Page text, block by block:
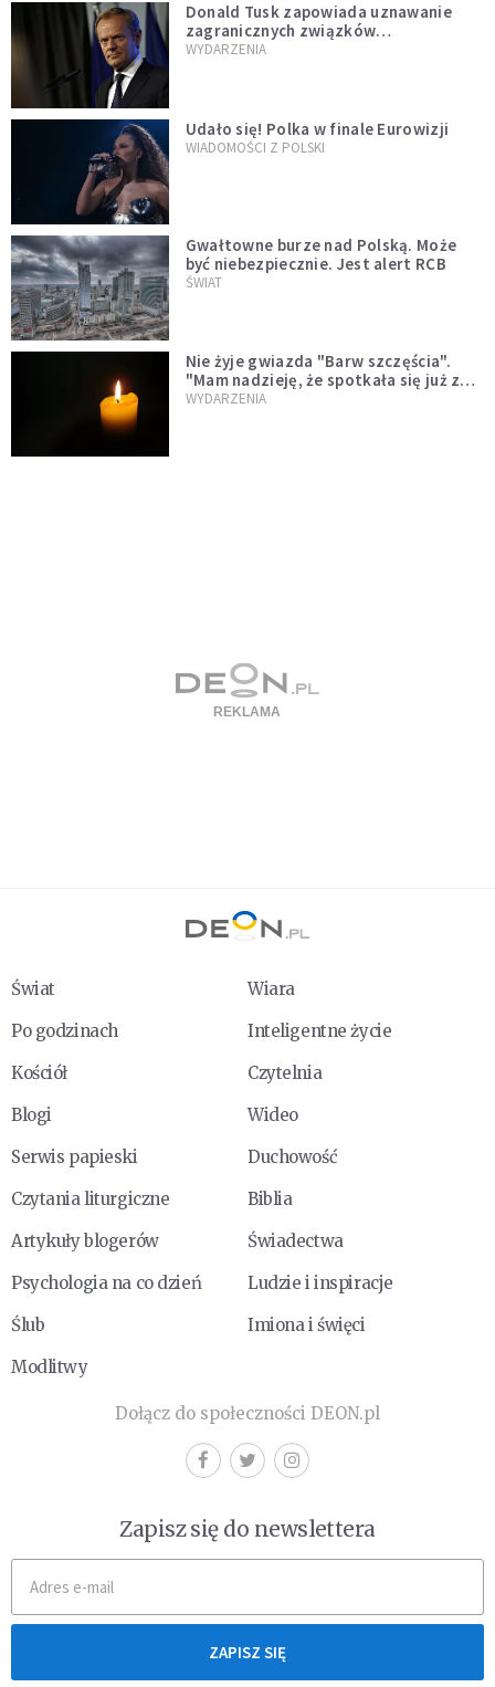
Donald Tusk zapowiada uznawanie
zagranicznych związków
jednopłciowych. "Państwo oblało ten
WYDARZENIA
Udało się! Polka w finale Eurowizji
WIADOMOŚCI Z POLSKI
Gwałtowne burze nad Polską. Może
być niebezpiecznie. Jest alert RCB
ŚWIAT
Nie żyje gwiazda "Barw szczęścia".
"Mam nadzieję, że spotkała się już z
Bogiem, którego tak bardzo kochała"
WYDARZENIA
Świat
Wiara
Po godzinach
Inteligentne życie
Kościół
Czytelnia
Blogi
Wideo
Serwis papieski
Duchowość
Czytania liturgiczne
Biblia
Artykuły blogerów
Świadectwa
Psychologia na co dzień
Ludzie i inspiracje
Ślub
Imiona i święci
Modlitwy
Dołącz do społeczności DEON.pl
Zapisz się do newslettera
ZAPISZ SIĘ